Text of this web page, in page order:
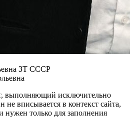
ЗТ СССР
выполняющий исключительно
вписывается в контекст сайта,
нужен только для заполнения